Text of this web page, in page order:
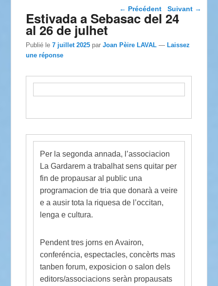
Navigation dans les
articles
← Précédent Suivant →
Estivada a Sebasac del 24
al 26 de julhet
Publié le7 juillet 2025 parJoan Pèire LAVAL —Laissez
une réponse
Per la segonda annada, l’associacion
La Gardarem a trabalhat sens quitar per
fin de propausar al public una
programacion de tria que donarà a veire
e a ausir tota la riquesa de l’occitan,
lenga e cultura.
Pendent tres jorns en Avairon,
conferéncia, espectacles, concèrts mas
tanben forum, exposicion o salon dels
editors/associacions seràn propausats